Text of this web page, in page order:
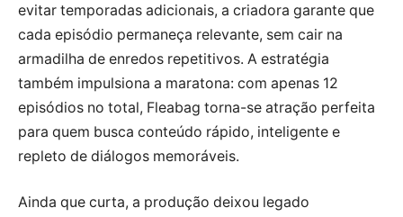
evitar temporadas adicionais, a criadora garante que
cada episódio permaneça relevante, sem cair na
armadilha de enredos repetitivos. A estratégia
também impulsiona a maratona: com apenas 12
episódios no total, Fleabag torna-se atração perfeita
para quem busca conteúdo rápido, inteligente e
repleto de diálogos memoráveis.
Ainda que curta, a produção deixou legado